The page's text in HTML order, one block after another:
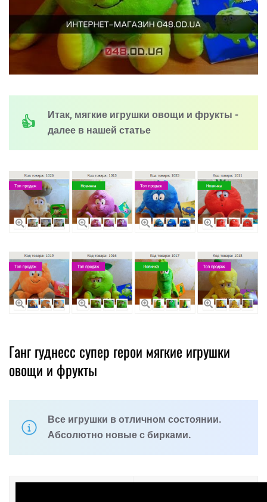
Итак, мягкие игрушки овощи и фрукты -
далее в нашей статье
Ганг гуднесс супер герои мягкие игрушки
овощи и фрукты
Все игрушки в отличном состоянии.
Абсолютно новые с бирками.